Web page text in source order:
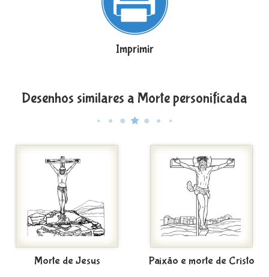
Imprimir
Desenhos similares a Morte personificada
Morte de Jesus Paixão e morte de Cristo